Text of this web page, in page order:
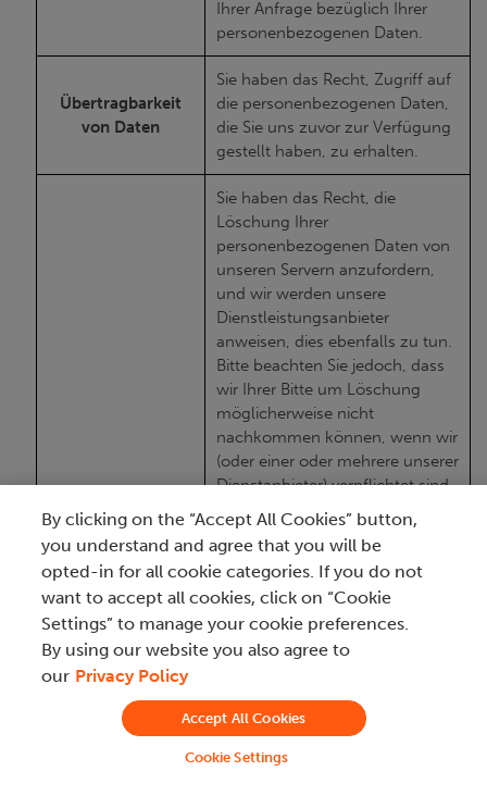
Ihrer Anfrage bezüglich Ihrer
personenbezogenen Daten.
Übertragbarkeit
von Daten
Sie haben das Recht, Zugriff auf
die personenbezogenen Daten,
die Sie uns zuvor zur Verfügung
gestellt haben, zu erhalten.
Löschung
Sie haben das Recht, die
Löschung Ihrer
personenbezogenen Daten von
unseren Servern anzufordern,
und wir werden unsere
Dienstleistungsanbieter
anweisen, dies ebenfalls zu tun.
Bitte beachten Sie jedoch, dass
wir Ihrer Bitte um Löschung
möglicherweise nicht
nachkommen können, wenn wir
(oder einer oder mehrere unserer
Dienstanbieter) verpflichtet sind,
Ihre personenbezogenen Daten
für einen oder mehrere der
nachfolgenden Zwecke
aufzubewahren: (1) um eine
Transaktion abzuschließen, für
die die personenbezogenen
Daten erhoben wurden, um eine
oder Dienstleistung
bereitzustellen oder um einen
Vertrag zwischen uns und Ihnen
zu erfüllen; (2) um die Integrität,
By clicking on the “Accept All Cookies” button,
you understand and agree that you will be
opted-in for all cookie categories. If you do not
want to accept all cookies, click on “Cookie
Settings” to manage your cookie preferences.
By using our website you also agree to
our Privacy Policy
Cookie Settings
Accept All Cookies